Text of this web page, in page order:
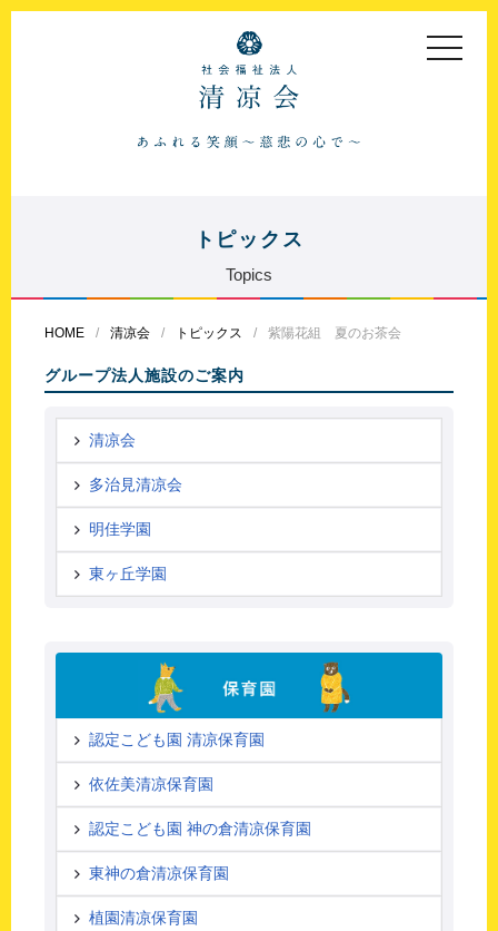
toggle
トピックス
Topics
HOME 清凉会 トピックス 紫陽花組 夏のお茶会
グループ法人施設のご案内
清凉会
多治見清凉会
明佳学園
東ヶ丘学園
認定こども園 清凉保育園
依佐美清凉保育園
認定こども園 神の倉清凉保育園
東神の倉清凉保育園
植園清凉保育園